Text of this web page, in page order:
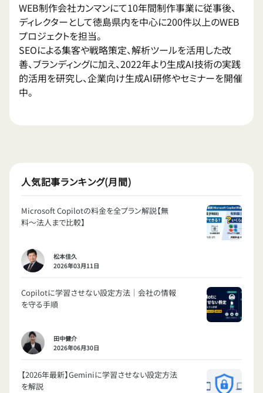
WEB制作会社カンマンにて10年間制作事業に従事後、
ディレクターとして徳島県内を中心に200件以上のWEB
プロジェクトを担当。
SEOによる集客や戦略策定、解析ツールを活用した改
善、ブランディングに加え、2022年より生成AI技術の実践
的活用を研究し、企業向け生成AI研修やセミナーを開催
中。
人気記事ランキング(月間)
Microsoft Copilotの料金を全プラン解説【無
料〜法人まで比較】
松本佳久
2026年03月11日
Copilotに学習させない設定方法｜会社の情報
を守る手順
田中健介
2026年06月30日
【2026年最新】Geminiに学習させない設定方法
を解説